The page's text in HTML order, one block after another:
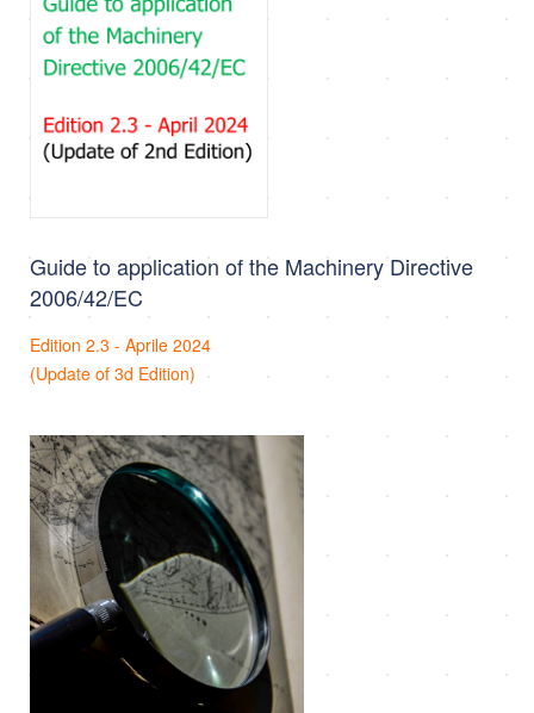
Guide to application of the Machinery Directive
2006/42/EC
Edition 2.3 - Aprile 2024
(Update of 3d Edition)